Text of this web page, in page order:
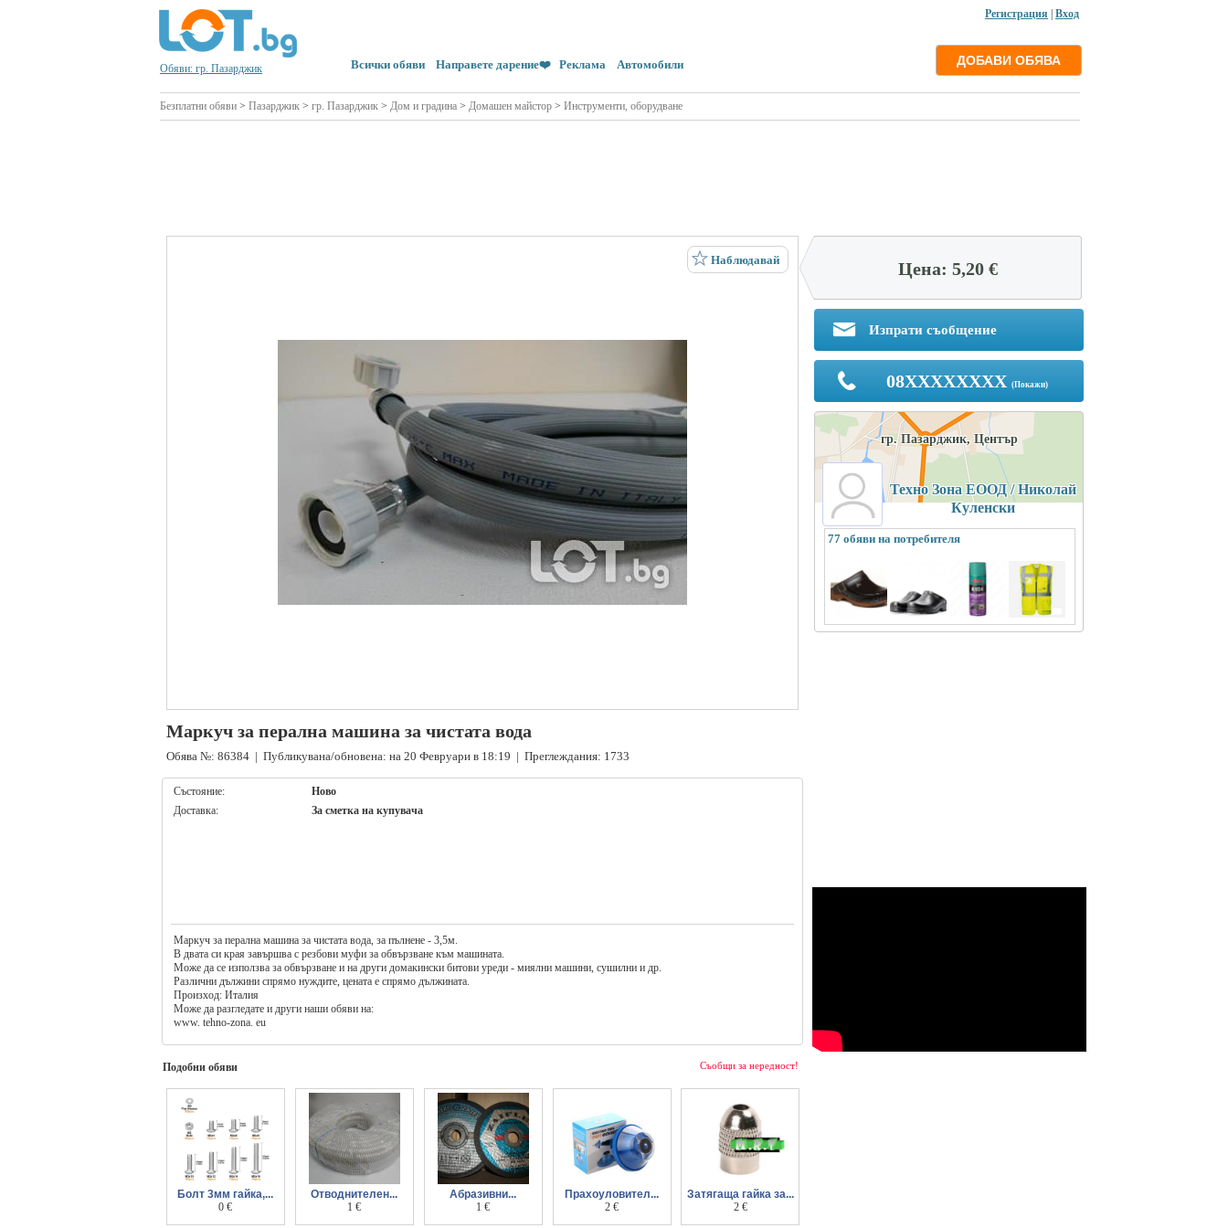
Регистрация Вход
Обяви: гр. Пазарджик Всички обяви Направете дарение❤️ Реклама Автомобили
Безплатни обяви > Пазарджик > гр. Пазарджик > Дом и градина > Домашен майстор > Инструменти, оборудване
Наблюдавай
Маркуч за перална машина за чистата вода
Обява №: 86384 | Публикувана/обновена: на 20 Февруари в 18:19 | Преглеждания: 1733
Състояние:
Ново
Доставка:
За сметка на купувача
Маркуч за перална машина за чистата вода, за пълнене - 3,5м.
В двата си края завършва с резбови муфи за обвързване към машината.
Може да се използва за обвързване и на други домакински битови уреди - миялни машини, сушилни и др.
Различни дължини спрямо нуждите, цената е спрямо дължината.
Произход: Италия
Може да разгледате и други наши обяви на:
www. tehno-zona. eu
Съобщи за нередност!
Подобни обяви
Болт 3мм гайка,...
шайба, болтчета
0 €
Отводнителен...
армиран-спирален
1 €
Абразивни...
дискове за метал и
1 €
Прахоуловител...
при пробиване
2 €
Затягаща гайка за...
дремел
2 €
Цена: 5,20 €
Изпрати съобщение
08XXXXXXXX (Покажи)
гр. Пазарджик, Център
Техно Зона ЕООД / Николай
Куленски
77 обяви на потребителя